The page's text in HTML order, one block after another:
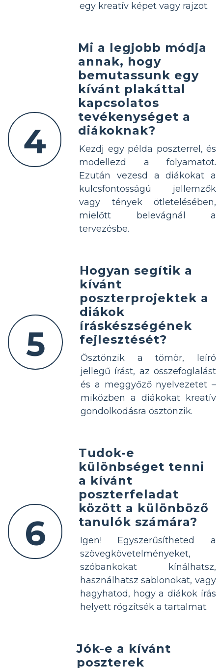
egy kreatív képet vagy rajzot.
4
Mi a legjobb módja
annak, hogy
bemutassunk egy
kívánt plakáttal
kapcsolatos
tevékenységet a
diákoknak?
Kezdj egy példa poszterrel, és
modellezd a folyamatot.
Ezután vezesd a diákokat a
kulcsfontosságú jellemzők
vagy tények ötletelésében,
mielőtt belevágnál a
tervezésbe.
5
Hogyan segítik a
kívánt
poszterprojektek a
diákok
íráskészségének
fejlesztését?
Ösztönzik a tömör, leíró
jellegű írást, az összefoglalást
és a meggyőző nyelvezetet –
miközben a diákokat kreatív
gondolkodásra ösztönzik.
6
Tudok-e
különbséget tenni
a kívánt
poszterfeladat
között a különböző
tanulók számára?
Igen! Egyszerűsítheted a
szövegkövetelményeket,
szóbankokat kínálhatsz,
használhatsz sablonokat, vagy
hagyhatod, hogy a diákok írás
helyett rögzítsék a tartalmat.
Jók-e a kívánt
poszterek